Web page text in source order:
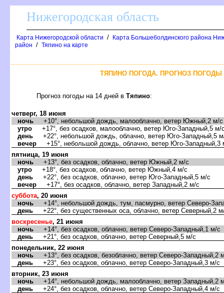
Нижегородская область
Карта Нижегородской области /
Карта Большеболдинского района
район / Тяпино на карте
ТЯПИНО ПОГОДА. ПРОГНОЗ ПОГОДЫ
Прогноз погоды на 14 дней Тяпино:
четверг, 18 июня
ночь +10°, небольшой дождь, малооблачно, ветер Южный,2 м/с
утро +17°, без осадков, малооблачно, ветер Юго-Западный,5 м/
день +22°, небольшой дождь, облачно, ветер Юго-Западный,5
ечер +15°, небольшой дождь, облачно, ветер Юго-Западный,3
пятница, 19 июня
ночь +13°, без осадков, облачно, ветер Южный,2 м/с
утро +18°, без осадков, облачно, ветер Южный,4 м/с
день +22°, без осадков, облачно, ветер Юго-Западный,5 м/с
ечер +17°, без осадков, облачно, ветер Западный,2 м/с
суббота, 20 июня
ночь +14°, небольшой дождь, тум, пасмурно, ветер Северо-
день +22°, без существенных оса, облачно, ветер Северный,2
оскресенье, 21 июня
ночь +14°, без осадков, облачно, ветер Северо-Западный,1 м/с
день +21°, без осадков, облачно, ветер Северный,5 м/с
понедельник, 22 июня
ночь +13°, без осадков, безоблачно, ветер Северо-Западный,2
день +23°, без осадков, облачно, ветер Северо-Западный,3 м/с
торник, 23 июня
ночь +14°, небольшой дождь, малооблачно, ветер Западный,2
день +24°, без осадков, облачно, ветер Северо-Западный,4 м/с